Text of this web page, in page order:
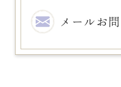
メールお